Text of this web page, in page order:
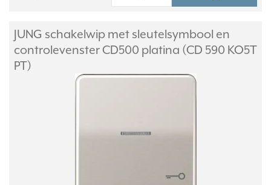
JUNG schakelwip met sleutelsymbool en
controlevenster CD500 platina (CD 590 KO5T
PT)